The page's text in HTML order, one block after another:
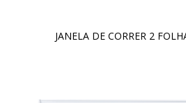
JANELA DE CORRER 2